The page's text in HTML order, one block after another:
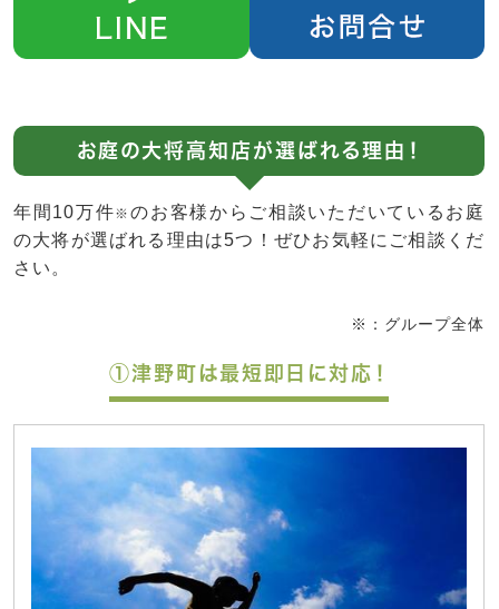
お庭の大将高知店が選ばれる理由！
年間10万件※のお客様からご相談いただいているお庭
の大将が選ばれる理由は5つ！ぜひお気軽にご相談くだ
さい。
※：グループ全体
①津野町は最短即日に対応！